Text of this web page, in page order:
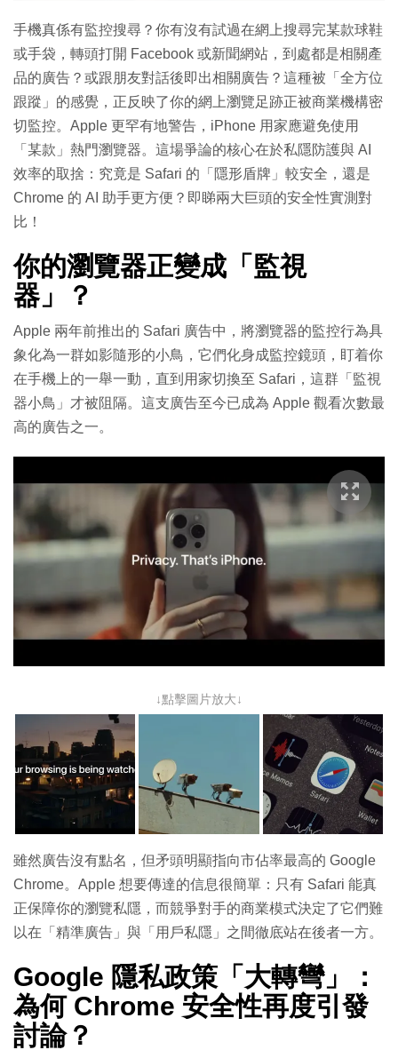
手機真係有監控搜尋？你有沒有試過在網上搜尋完某款球鞋
或手袋，轉頭打開 Facebook 或新聞網站，到處都是相關產
品的廣告？或跟朋友對話後即出相關廣告？這種被「全方位
跟蹤」的感覺，正反映了你的網上瀏覽足跡正被商業機構密
切監控。Apple 更罕有地警告，iPhone 用家應避免使用
「某款」熱門瀏覽器。這場爭論的核心在於私隱防護與 AI
效率的取捨：究竟是 Safari 的「隱形盾牌」較安全，還是
Chrome 的 AI 助手更方便？即睇兩大巨頭的安全性實測對
比！
你的瀏覽器正變成「監視
器」？
Apple 兩年前推出的 Safari 廣告中，將瀏覽器的監控行為具
象化為一群如影隨形的小鳥，它們化身成監控鏡頭，盯着你
在手機上的一舉一動，直到用家切換至 Safari，這群「監視
器小鳥」才被阻隔。這支廣告至今已成為 Apple 觀看次數最
高的廣告之一。
↓點擊圖片放大↓
雖然廣告沒有點名，但矛頭明顯指向市佔率最高的 Google
Chrome。Apple 想要傳達的信息很簡單：只有 Safari 能真
正保障你的瀏覽私隱，而競爭對手的商業模式決定了它們難
以在「精準廣告」與「用戶私隱」之間徹底站在後者一方。
Google 隱私政策「大轉彎」：
為何 Chrome 安全性再度引發
討論？